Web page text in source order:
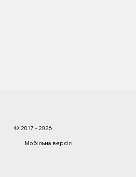
© 2017 - 2026
Мобільна версія